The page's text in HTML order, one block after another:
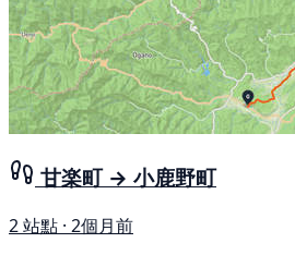
甘楽町 → 小鹿野町
2 站點 · 2個月前